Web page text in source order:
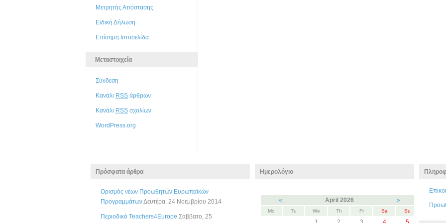
Μετρητής Απόστασης
Ειδική Δήλωση
Επίσημη Ιστοσελίδα
Μεταστοιχεία
Σύνδεση
Κανάλι RSS άρθρων
Κανάλι RSS σχολίων
WordPress.org
Πρόσφατα άρθρα
Ορισμός νέων Προωθητών Ευρωπαϊκών
ΠρογραμμάτωνΔευτέρα, 24 Νοεμβρίου 2014
Περιοδικό Teachers4Europe Σάββατο, 25
Ημερολόγιο
« April 2026 »
Mo Tu We Th Fr Sa Su